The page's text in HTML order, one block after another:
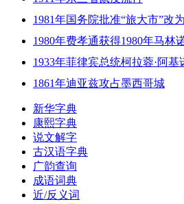
1981年国务院批准“旅大市”改
1980年费孝通获得1980年马林
1933年菲律宾总统柯拉蓉·阿基
1861年迪亚兹攻占墨西哥城
新华字典
康熙字典
说文解字
古汉语字典
广韵查询
成语词典
近/反义词